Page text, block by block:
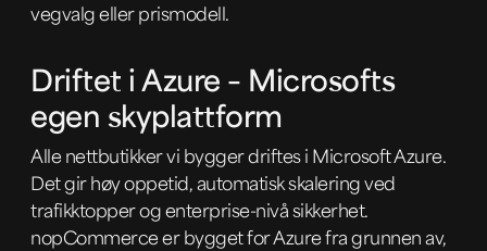
vegvalg eller prismodell.
Driftet i Azure – Microsofts
egen skyplattform
Alle nettbutikker vi bygger driftes i Microsoft Azure.
Det gir høy oppetid, automatisk skalering ved
trafikktopper og enterprise-nivå sikkerhet.
nopCommerce er bygget for Azure fra grunnen av,